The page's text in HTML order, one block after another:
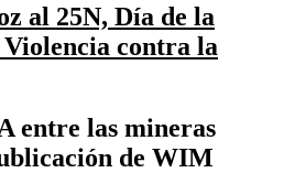
al 25N, Día de la
contra la
entre las mineras
de WIM